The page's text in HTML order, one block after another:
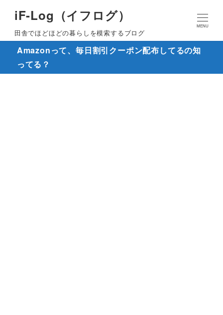
iF-Log（イフログ）
田舎でほどほどの暮らしを模索するブログ
MENU
Amazonって、毎日割引クーポン配布してるの知
ってる？